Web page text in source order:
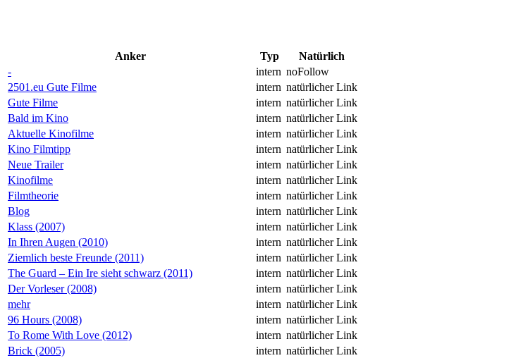
Anker Typ
Natürlich
-
intern noFollow
2501.eu Gute Filme
intern natürlicher Link
Gute Filme
intern natürlicher Link
Bald im Kino
intern natürlicher Link
Aktuelle Kinofilme
intern natürlicher Link
Kino Filmtipp
intern natürlicher Link
Neue Trailer
intern natürlicher Link
Kinofilme
intern natürlicher Link
Filmtheorie
intern natürlicher Link
Blog
intern natürlicher Link
Klass (2007)
intern natürlicher Link
In Ihren Augen (2010)
intern natürlicher Link
Ziemlich beste Freunde (2011)
intern natürlicher Link
The Guard – Ein Ire sieht schwarz (2011)
intern natürlicher Link
Der Vorleser (2008)
intern natürlicher Link
mehr
intern natürlicher Link
96 Hours (2008)
intern natürlicher Link
To Rome With Love (2012)
intern natürlicher Link
Brick (2005)
intern natürlicher Link